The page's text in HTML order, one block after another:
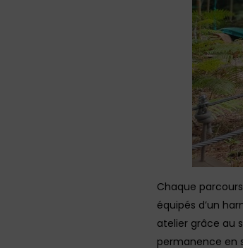
Chaque
équipés d’un
atelier grâce au
permanence en